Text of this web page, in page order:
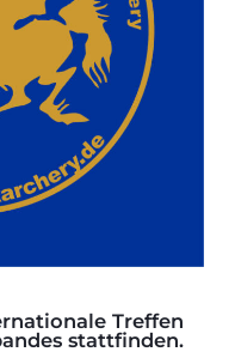
Treffen
stattfinden.